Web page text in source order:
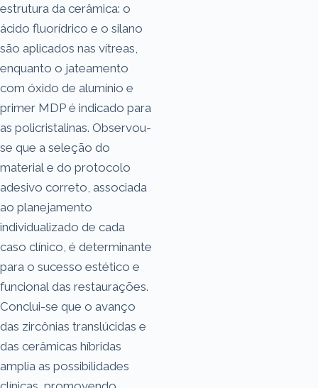
estrutura da cerâmica: o
ácido fluorídrico e o silano
são aplicados nas vítreas,
enquanto o jateamento
com óxido de alumínio e
primer MDP é indicado para
as policristalinas. Observou-
se que a seleção do
material e do protocolo
adesivo correto, associada
ao planejamento
individualizado de cada
caso clínico, é determinante
para o sucesso estético e
funcional das restaurações.
Conclui-se que o avanço
das zircônias translúcidas e
das cerâmicas híbridas
amplia as possibilidades